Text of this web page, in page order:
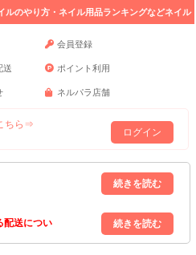
ルのやり方・ネイル用品ランキングなどネイル
会員登録
送 ポイント利用
ネルパラ店舗
ちら⇒
ログイン
お問い合わせ業務｣はお休みいたしま
は8/17(月)以降の対応となりますので
配送につい